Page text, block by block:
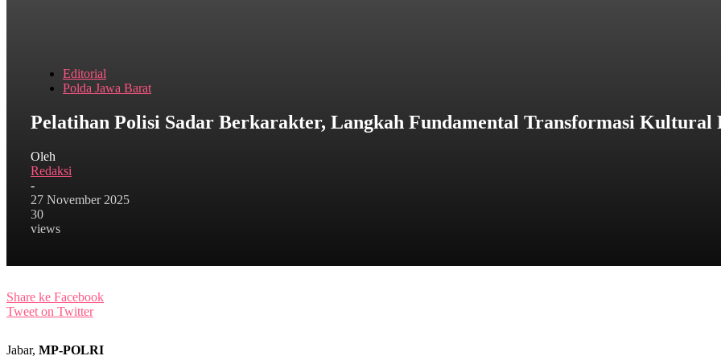
Editorial
Polda Jawa Barat
Pelatihan Polisi Sadar Berkarakter, Langkah Fundamental Transformasi Kultural
Oleh
Redaksi
-
27 November 2025
30
views
Share ke Facebook
Tweet on Twitter
Jabar, MP-POLRI